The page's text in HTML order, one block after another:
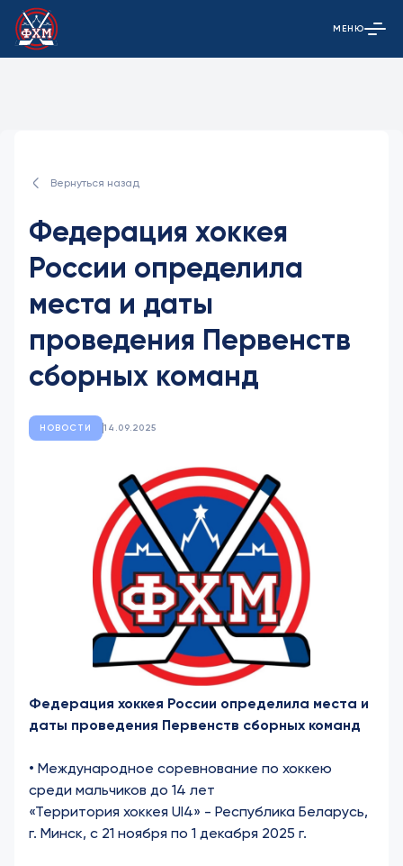
Открыть
МЕНЮ
Вернуться назад
Федерация хоккея
России определила
места и даты
проведения Первенств
сборных команд
НОВОСТИ 14.09.2025
Федерация хоккея России определила места и
даты проведения Первенств сборных команд
• Международное соревнование по хоккею
среди мальчиков до 14 лет
«Территория хоккея UI4» - Республика Беларусь,
г. Минск, с 21 ноября по 1 декабря 2025 г.